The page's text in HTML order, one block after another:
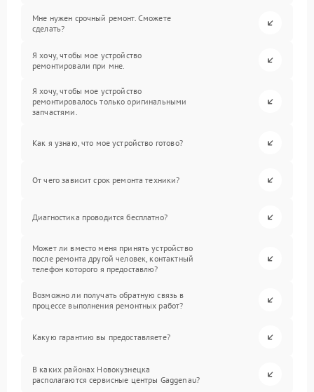
Мне нужен срочный ремонт. Сможете
сделать?
Я хочу, чтобы мое устройство
ремонтировали при мне.
Я хочу, чтобы мое устройство
ремонтировалось только оригинальными
запчастями.
Как я узнаю, что мое устройство готово?
От чего зависит срок ремонта техники?
Диагностика проводится бесплатно?
Может ли вместо меня принять устройство
после ремонта другой человек, контактный
телефон которого я предоставлю?
Возможно ли получать обратную связь в
процессе выполнения ремонтных работ?
Какую гарантию вы предоставляете?
В каких районах Новокузнецка
располагаются сервисные центры Gaggenau?